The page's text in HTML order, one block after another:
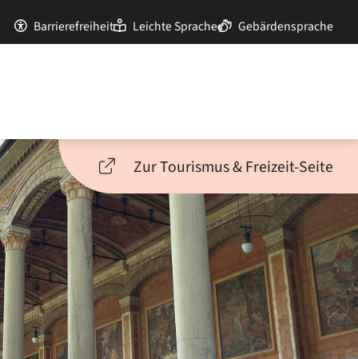
Barrierefreiheit Leichte Sprache Gebärdensprache
Zur Tourismus & Freizeit-Seite